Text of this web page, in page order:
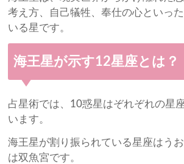
考え方、自己犠牲、奉仕の心といっ
いる星です。
海王星が示す12星座とは？
占星術では、10惑星はぞれぞれの星
います。
海王星が割り振られている星座はう
は双魚宮です。